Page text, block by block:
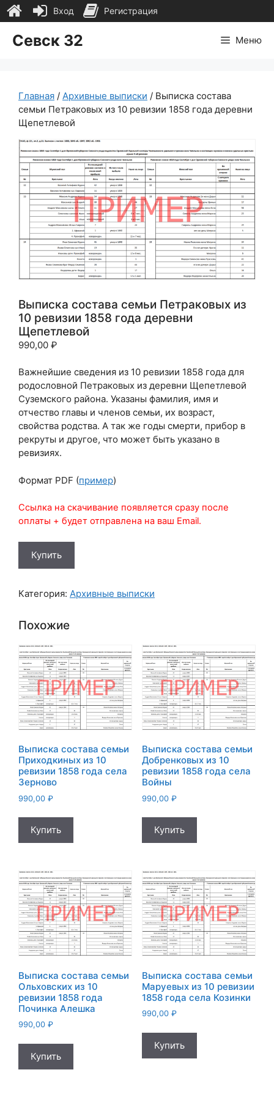
Севск 32 Меню
Главная / Архивные выписки / Выписка состава
семьи Петраковых из 10 ревизии 1858 года деревни
Щепетлевой
Выписка состава семьи Петраковых из
10 ревизии 1858 года деревни
Щепетлевой
990,00 ₽
Важнейшие сведения из 10 ревизии 1858 года для
родословной Петраковых из деревни Щепетлевой
Суземского района. Указаны фамилия, имя и
отчество главы и членов семьи, их возраст,
свойства родства. А так же годы смерти, прибор в
рекруты и другое, что может быть указано в
ревизиях.
Формат PDF (пример)
Ссылка на скачивание появляется сразу после
оплаты + будет отправлена на ваш Email.
товара
состава
семьи
из
ревизии
1858
года
деревни
Щепетлевой
Купить
Категория: Архивные выписки
Похожие
Выписка состава семьи
Приходкиных из 10
ревизии 1858 года села
Зерново
990,00 ₽
Купить
Выписка состава семьи
Добренковых из 10
ревизии 1858 года села
Войны
990,00 ₽
Купить
Выписка состава семьи
Ольховских из 10
ревизии 1858 года
Починка Алешка
990,00 ₽
Купить
Выписка состава семьи
Маруевых из 10 ревизии
1858 года села Козинки
990,00 ₽
Купить
Вход Регистрация